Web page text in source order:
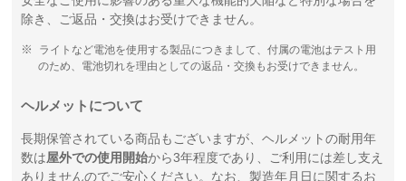
除き、ご返品・交換はお受けできません。
ライトなど電池を使用する製品につきまして、付属の電池はテスト用
のため、電池切れを理由としての返品・交換もお受けできません。
ヘルメットについて
長期保管されている商品もございますが、ヘルメットの耐用年
数は屋外での使用開始から3年程度であり、ご利用には差し支え
ありませんのでご安心ください。なお、製造年月日に関するお